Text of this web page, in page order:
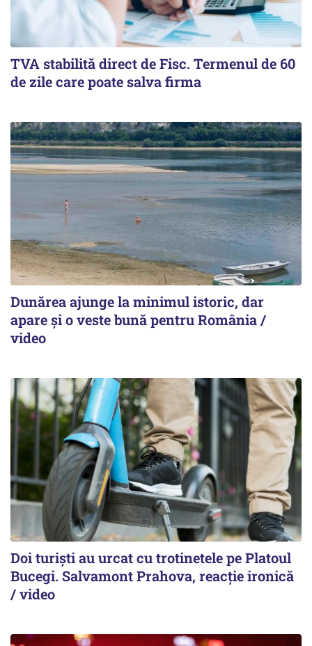
TVA stabilită direct de Fisc. Termenul de 60
de zile care poate salva firma
Dunărea ajunge la minimul istoric, dar
apare și o veste bună pentru România /
video
Doi turiști au urcat cu trotinetele pe Platoul
Bucegi. Salvamont Prahova, reacție ironică
/ video